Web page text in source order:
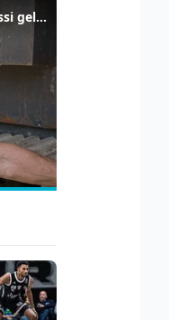
I ricordi dell'ex Serenissimo di 83 anni: «Bossi geloso di noi, in carcere mi cantavano l’inno di San Marco»